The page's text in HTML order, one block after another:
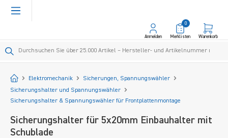
springen
Anmelden Merklisten
0
Warenkorb
Startseite
Elektromechanik
Sicherungen, Spannungswähler
Sicherungshalter und Spannungswähler
Sicherungshalter & Spannungswähler für Frontplattenmontage
Sicherungshalter für 5x20mm Einbauhalter mit
Schublade